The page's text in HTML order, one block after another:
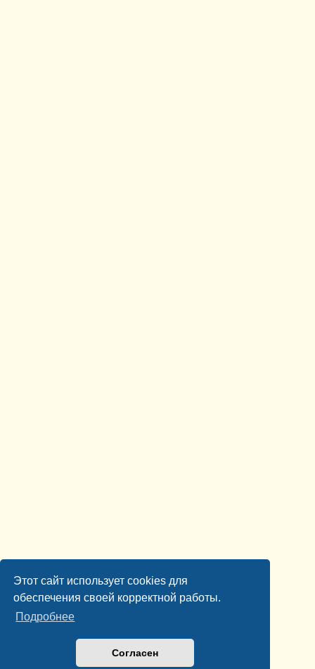
Этот сайт использует cookies для
обеспечения своей корректной работы.
Подробнее
Согласен